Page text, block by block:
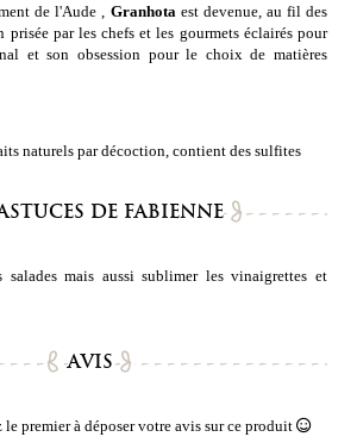
de l'Aude , Granhota est devenue, au fil des
prisée par les chefs et les gourmets éclairés pour
et son obsession pour le choix de matières
naturels par décoction, contient des sulfites
DE FABIENNE
salades mais aussi sublimer les vinaigrettes et
AVIS
le premier à déposer votre avis sur ce produit